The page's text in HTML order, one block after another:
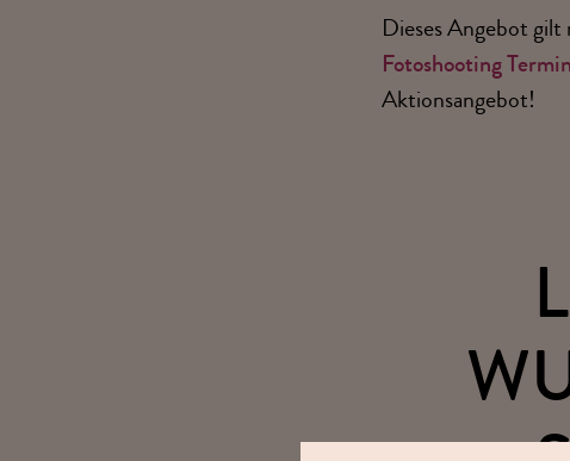
Dieses Angebot gilt
Fotoshooting Termin
Aktionsangebot!